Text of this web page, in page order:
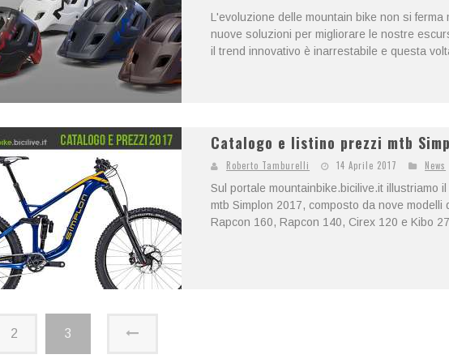
L'evoluzione delle mountain bike non si
nuove soluzioni per migliorare le nostre
il trend innovativo è inarrestabile e questa
Catalogo e listino prezzi mtb
Roberto Tamburelli 14 Aprile 2017
News
Sul portale mountainbike.bicilive.it illustriamo
mtb Simplon 2017, composto da nove
Rapcon 160, Rapcon 140, Cirex 120 e Kibo
2 3